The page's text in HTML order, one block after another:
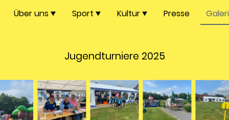
Über uns Sport Kultur Presse
Jugendturniere 2025